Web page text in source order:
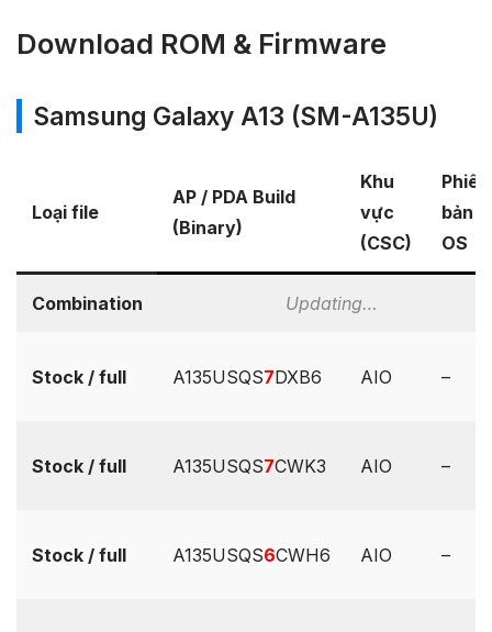
Download ROM & Firmware
Samsung Galaxy A13 (SM-A135U)
Loại file
AP / PDA Build
(Binary)
Khu
vực
(CSC)
Phiên
bản
OS
Combination Updating…
Stock / full A135USQS7DXB6 AIO –
Stock / full A135USQS7CWK3 AIO –
Stock / full A135USQS6CWH6 AIO –